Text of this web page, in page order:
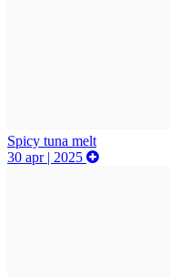
Spicy tuna melt
30 apr | 2025